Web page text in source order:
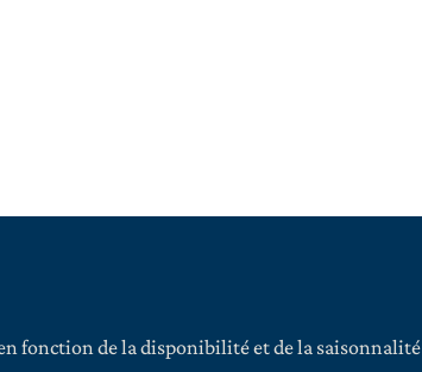
fonction de la disponibilité et de la saisonnalité